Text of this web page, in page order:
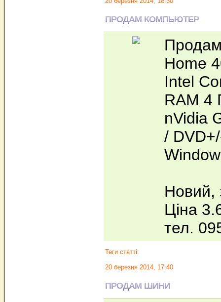
ПРОДАМ КОМПЬЮТЕР
Home
Intel
RAM 4
nVidia
/
Новий,
Ціна
тел.
Теги статті:
20 березня 2014, 17:40
ПРОДАМ ШИНИ